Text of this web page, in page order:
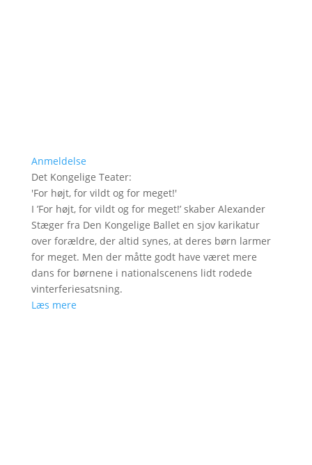
Anmeldelse
Det Kongelige Teater:
'For højt, for vildt og for meget!'
I ’For højt, for vildt og for meget!’ skaber Alexander
Stæger fra Den Kongelige Ballet en sjov karikatur
over forældre, der altid synes, at deres børn larmer
for meget. Men der måtte godt have været mere
dans for børnene i nationalscenens lidt rodede
vinterferiesatsning.
Læs mere